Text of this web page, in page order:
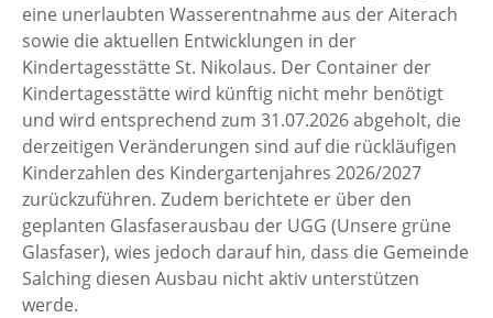
eine unerlaubten Wasserentnahme aus der Aiterach
sowie die aktuellen Entwicklungen in der
Kindertagesstätte St. Nikolaus. Der Container der
Kindertagesstätte wird künftig nicht mehr benötigt
und wird entsprechend zum 31.07.2026 abgeholt, die
derzeitigen Veränderungen sind auf die rückläufigen
Kinderzahlen des Kindergartenjahres 2026/2027
zurückzuführen. Zudem berichtete er über den
geplanten Glasfaserausbau der UGG (Unsere grüne
Glasfaser), wies jedoch darauf hin, dass die Gemeinde
Salching diesen Ausbau nicht aktiv unterstützen
werde.